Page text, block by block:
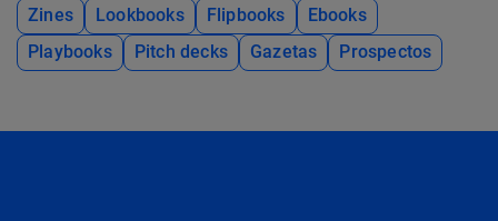
Zines
Lookbooks Flipbooks
Ebooks
Playbooks
Pitch decks Gazetas Prospectos